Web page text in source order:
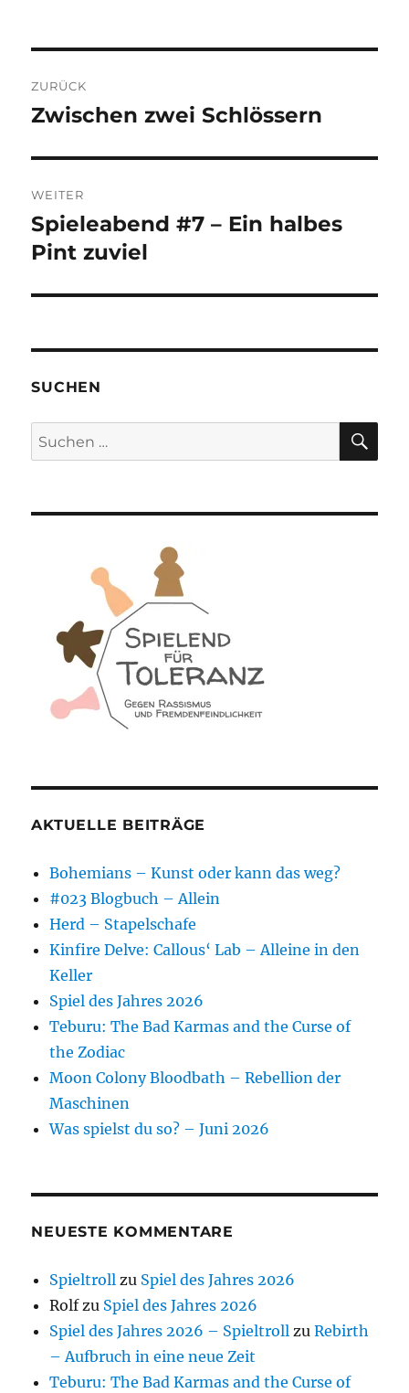
ZURÜCK
Vorheriger
Zwischen zwei Schlössern
WEITER
Nächster
Beitrag:
Spieleabend #7 – Ein halbes
Pint zuviel
SUCHEN
Suchen
nach:
AKTUELLE BEITRÄGE
Bohemians – Kunst oder kann das weg?
#023 Blogbuch – Allein
Herd – Stapelschafe
Kinfire Delve: Callous‘ Lab – Alleine in den
Keller
Spiel des Jahres 2026
Teburu: The Bad Karmas and the Curse of
the Zodiac
Moon Colony Bloodbath – Rebellion der
Maschinen
Was spielst du so? – Juni 2026
NEUESTE KOMMENTARE
Spieltroll zu Spiel des Jahres 2026
Rolfzu Spiel des Jahres 2026
Spiel des Jahres 2026 – Spieltroll zuRebirth
– Aufbruch in eine neue Zeit
Teburu: The Bad Karmas and the Curse of